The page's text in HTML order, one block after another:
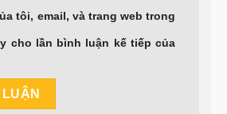
tôi, email, và trang web trong
cho lần bình luận kế tiếp của